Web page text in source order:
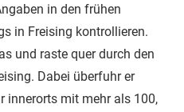
in den frühen
in Freising kontrollieren.
und raste quer durch den
Dabei überfuhr er
innerorts mit mehr als 100,